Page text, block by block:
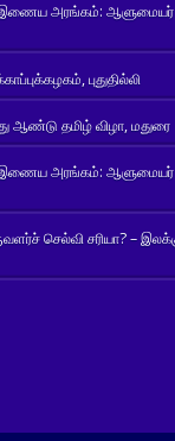
இணைய அரங்கம்: ஆளுமையர்
புதுதில்லி
ஆண்டு தமிழ் விழா, மதுரை
இணைய அரங்கம்: ஆளுமையர்
செல்வி சரியா? –